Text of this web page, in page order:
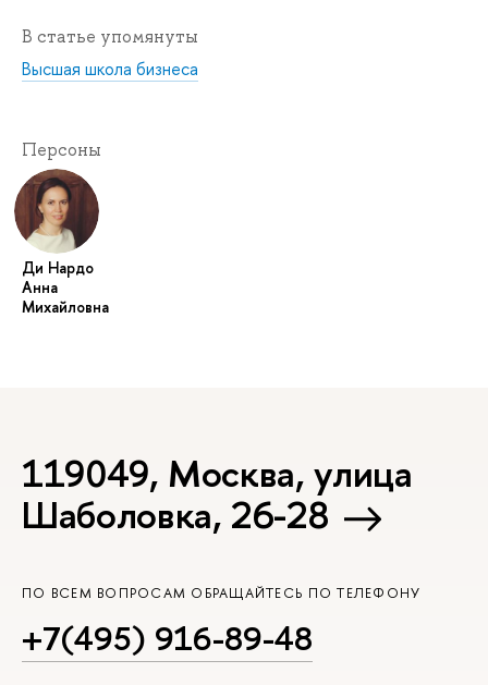
В статье упомянуты
Высшая школа бизнеса
Персоны
Ди Нардо
Анна
Михайловна
119049, Москва, улица
Шаболовка, 26-28
ПО ВСЕМ ВОПРОСАМ ОБРАЩАЙТЕСЬ ПО ТЕЛЕФОНУ
+7(495) 916-89-48